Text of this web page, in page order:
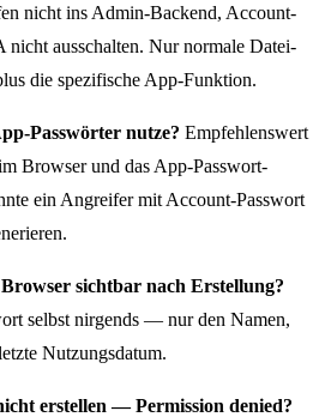
nicht ins Admin-Backend, Account-
nicht ausschalten. Nur normale Datei-
die spezifische App-Funktion.
Passwörter nutze? Empfehlenswert
Browser und das App-Passwort-
ein Angreifer mit Account-Passwort
sichtbar nach Erstellung?
selbst nirgends — nur den Namen,
Nutzungsdatum.
erstellen — Permission denied?